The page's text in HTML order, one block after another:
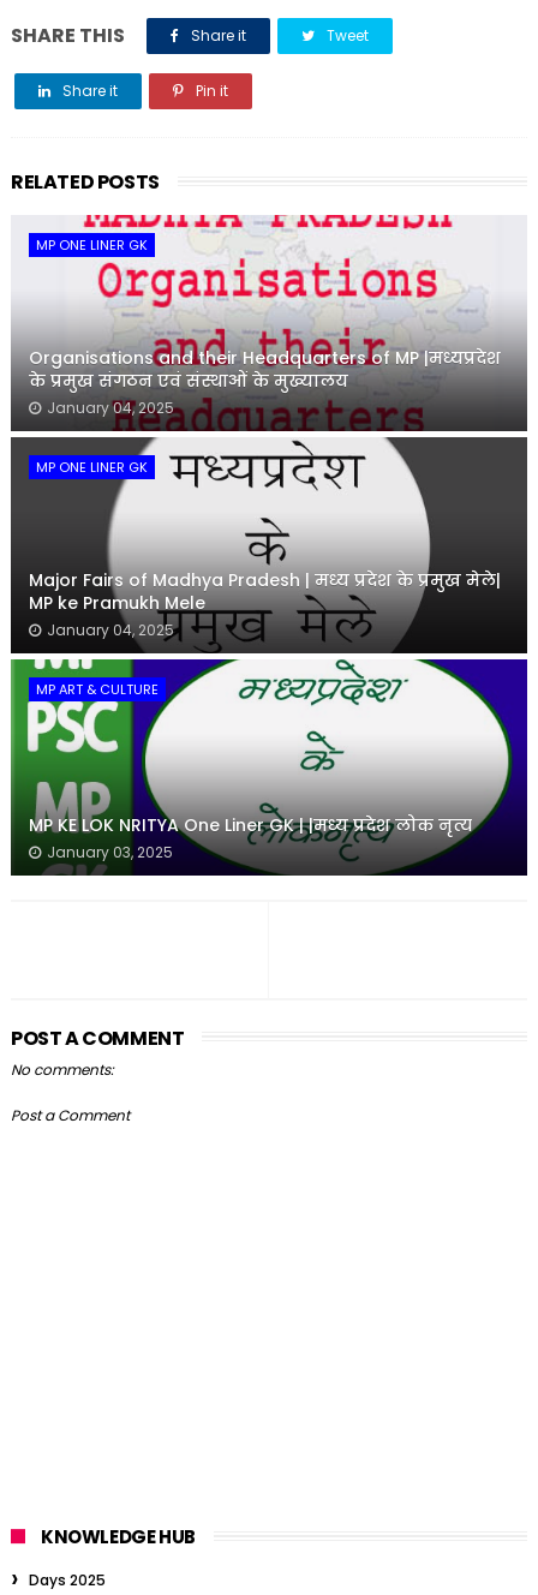
SHARE THIS Share it Tweet
Share it Pin it
RELATED POSTS
MP ONE LINER GK
Organisations and their Headquarters of MP |मध्यप्रदेश
के प्रमुख संगठन एवं संस्थाओं के मुख्यालय
January 04, 2025
MP ONE LINER GK
Major Fairs of Madhya Pradesh | मध्य प्रदेश के प्रमुख मेले|
MP ke Pramukh Mele
January 04, 2025
MP ART & CULTURE
MP KE LOK NRITYA One Liner GK | |मध्य प्रदेश लोक नृत्य
January 03, 2025
POST A COMMENT
No comments:
Post a Comment
KNOWLEDGE HUB
Days 2025